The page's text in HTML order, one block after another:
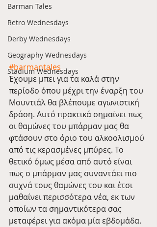
Barman Tales
Retro Wednesdays
Derby Wednesdays
Geography Wednesdays
Stadium Wednesdays
#barmantales
Έχουμε μπει για τα καλά στην
περίοδο όπου μέχρι την έναρξη του
Μουντιάλ θα βλέπουμε αγωνιστική
δράση. Αυτό πρακτικά σημαίνει πως
οι θαμώνες του μπάρμαν μας θα
φτάσουν στο όριο του αλκοολισμού
από τις κερασμένες μπύρες. Το
θετικό όμως μέσα από αυτό είναι
πως ο μπάρμαν μας συναντάει πιο
συχνά τους θαμώνες του και έτσι
μαθαίνει περισσότερα νέα, εκ των
οποίων τα σημαντικότερα σας
μεταφέρει για ακόμα μία εβδομάδα.